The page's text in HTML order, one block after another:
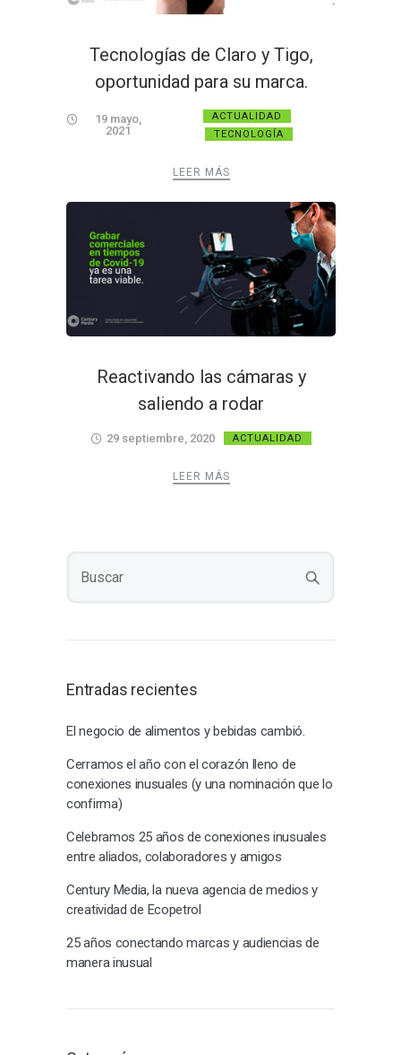
Tecnologías de Claro y Tigo,
oportunidad para su marca.
19 mayo,
2021
ACTUALIDAD
TECNOLOGÍA
LEER MÁS
Reactivando las cámaras y
saliendo a rodar
29 septiembre, 2020 ACTUALIDAD
LEER MÁS
Entradas recientes
El negocio de alimentos y bebidas cambió.
Cerramos el año con el corazón lleno de
conexiones inusuales (y una nominación que lo
confirma)
Celebramos 25 años de conexiones inusuales
entre aliados, colaboradores y amigos
Century Media, la nueva agencia de medios y
creatividad de Ecopetrol
25 años conectando marcas y audiencias de
manera inusual